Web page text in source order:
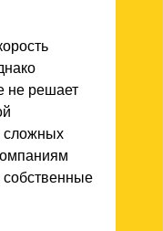
не решает
сложных